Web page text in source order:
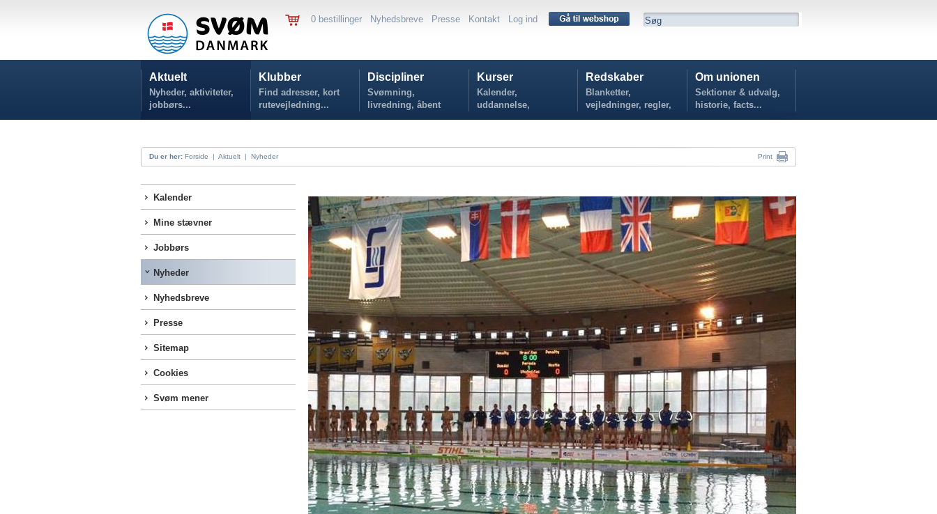
0 bestillinger Nyhedsbreve Presse Kontakt Log ind
Aktuelt
Nyheder, aktiviteter,
jobbørs...
Klubber
Find adresser, kort
rutevejledning...
Discipliner
Svømning,
livredning, åbent
vand...
Kurser
Kalender,
uddannelse,
tilmelding...
Redskaber
Blanketter,
vejledninger, regler,
politikker...
Om unionen
Sektioner & udvalg,
historie, facts...
Du er her: Forside | Aktuelt | Nyheder Print
Kalender
Mine stævner
Jobbørs
Nyheder
Nyhedsbreve
Presse
Sitemap
Cookies
Svøm mener